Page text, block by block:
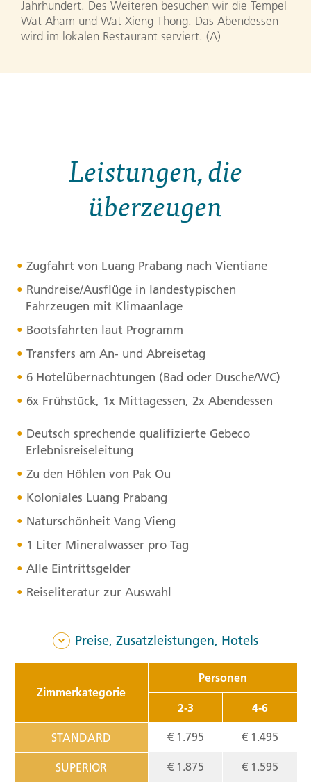
Jahrhundert. Des Weiteren besuchen wir die Tempel
Wat Aham und Wat Xieng Thong. Das Abendessen
wird im lokalen Restaurant serviert. (A)
Leistungen, die
überzeugen
Zugfahrt von Luang Prabang nach Vientiane
Rundreise/Ausflüge in landestypischen
Fahrzeugen mit Klimaanlage
Bootsfahrten laut Programm
Transfers am An- und Abreisetag
6 Hotelübernachtungen (Bad oder Dusche/WC)
6x Frühstück, 1x Mittagessen, 2x Abendessen
Deutsch sprechende qualifizierte Gebeco
Erlebnisreiseleitung
Zu den Höhlen von Pak Ou
Koloniales Luang Prabang
Naturschönheit Vang Vieng
1 Liter Mineralwasser pro Tag
Alle Eintrittsgelder
Reiseliteratur zur Auswahl
Preise, Zusatzleistungen, Hotels
Zimmerkategorie
Personen
2-3 4-6
STANDARD € 1.795 € 1.495
SUPERIOR € 1.875 € 1.595